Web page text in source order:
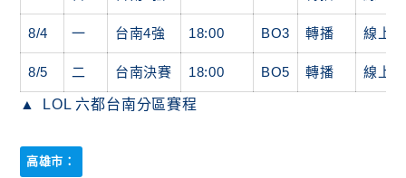
8/4 一 台南4強 18:00 BO3 轉播 線上
8/5 二 台南決賽 18:00 BO5 轉播 線上
LOL 六都台南分區賽程
高雄市：